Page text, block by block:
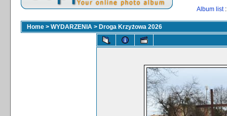
Album list
Home > WYDARZENIA > Droga Krzyżowa 2026